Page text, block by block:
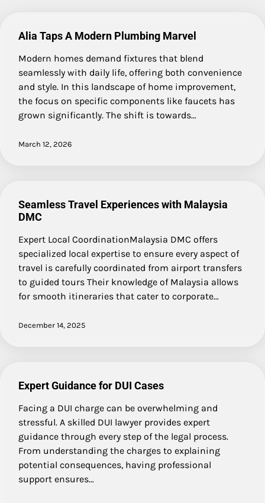
Alia Taps A Modern Plumbing Marvel
Modern homes demand fixtures that blend
seamlessly with daily life, offering both convenience
and style. In this landscape of home improvement,
the focus on specific components like faucets has
grown significantly. The shift is towards…
March 12, 2026
Seamless Travel Experiences with Malaysia
DMC
Expert Local CoordinationMalaysia DMC offers
specialized local expertise to ensure every aspect of
travel is carefully coordinated from airport transfers
to guided tours Their knowledge of Malaysia allows
for smooth itineraries that cater to corporate…
December 14, 2025
Expert Guidance for DUI Cases
Facing a DUI charge can be overwhelming and
stressful. A skilled DUI lawyer provides expert
guidance through every step of the legal process.
From understanding the charges to explaining
potential consequences, having professional
support ensures…